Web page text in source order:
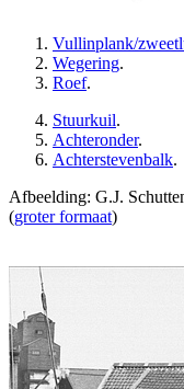
Vullinplank/
Wegering.
Roef.
Stuurkuil.
Achteronder.
Achterstevenbalk.
Afbeelding: G.J.
(groter formaat)